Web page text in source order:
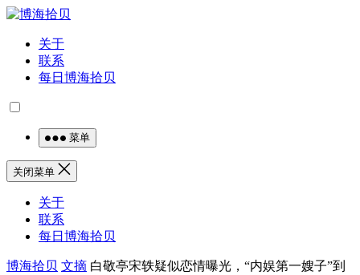
关于
联系
每日博海拾贝
菜单
关闭菜单
关于
联系
每日博海拾贝
博海拾贝 文摘 白敬亭宋轶疑似恋情曝光，“内娱第一嫂子”到